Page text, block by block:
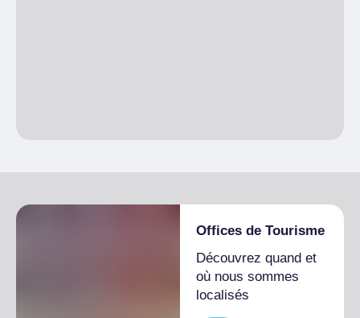
Offices de Tourisme
Découvrez quand et
où nous sommes
localisés